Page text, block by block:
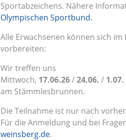
Sportabzeichens. Nähere
Olympischen Sportbund.
Alle Erwachsenen können sich
vorbereiten:
Wir treffen uns
Mittwoch, 17.06.26/24.06. / 1.07.
am Stämmlesbrunnen.
Die Teilnahme ist nur nach
Für die Anmeldung und bei
weinsberg.de.